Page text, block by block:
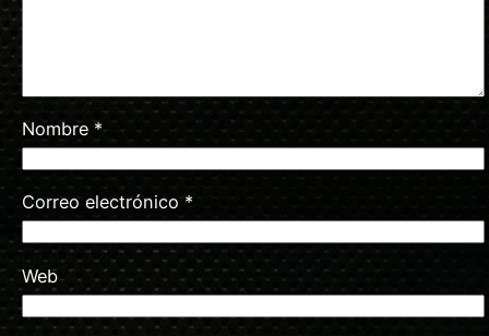
Nombre *
Correo electrónico *
Web